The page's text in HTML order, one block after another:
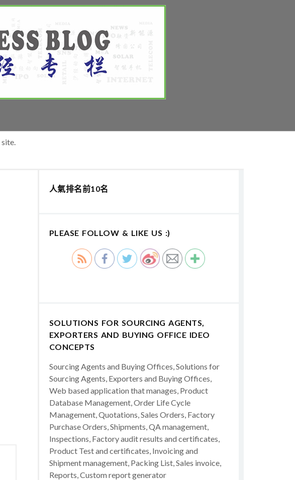
site.
人氣排名前10名
PLEASE FOLLOW & LIKE US :)
SOLUTIONS FOR SOURCING AGENTS,
EXPORTERS AND BUYING OFFICE IDEO
CONCEPTS
Sourcing Agents and Buying Offices, Solutions for
Sourcing Agents, Exporters and Buying Offices,
Web based application that manages, Product
Database Management, Order Life Cycle
Management, Quotations, Sales Orders, Factory
Purchase Orders, Shipments, QA management,
Inspections, Factory audit results and certificates,
Product Test and certificates, Invoicing and
Shipment management, Packing List, Sales invoice,
Reports, Custom report generator